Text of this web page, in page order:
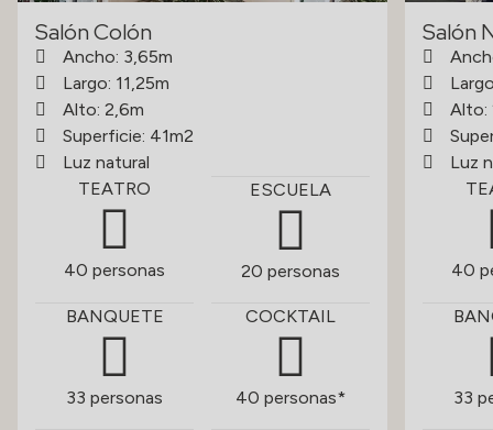
Salón Colón
Ancho: 3,65m
Largo: 11,25m
Alto: 2,6m
Superficie: 41m2
Luz natural
TEATRO
40 personas
ESCUELA
20 personas
BANQUETE
33 personas
COCKTAIL
40 personas*
Salón
Alto:
Luz
40
33